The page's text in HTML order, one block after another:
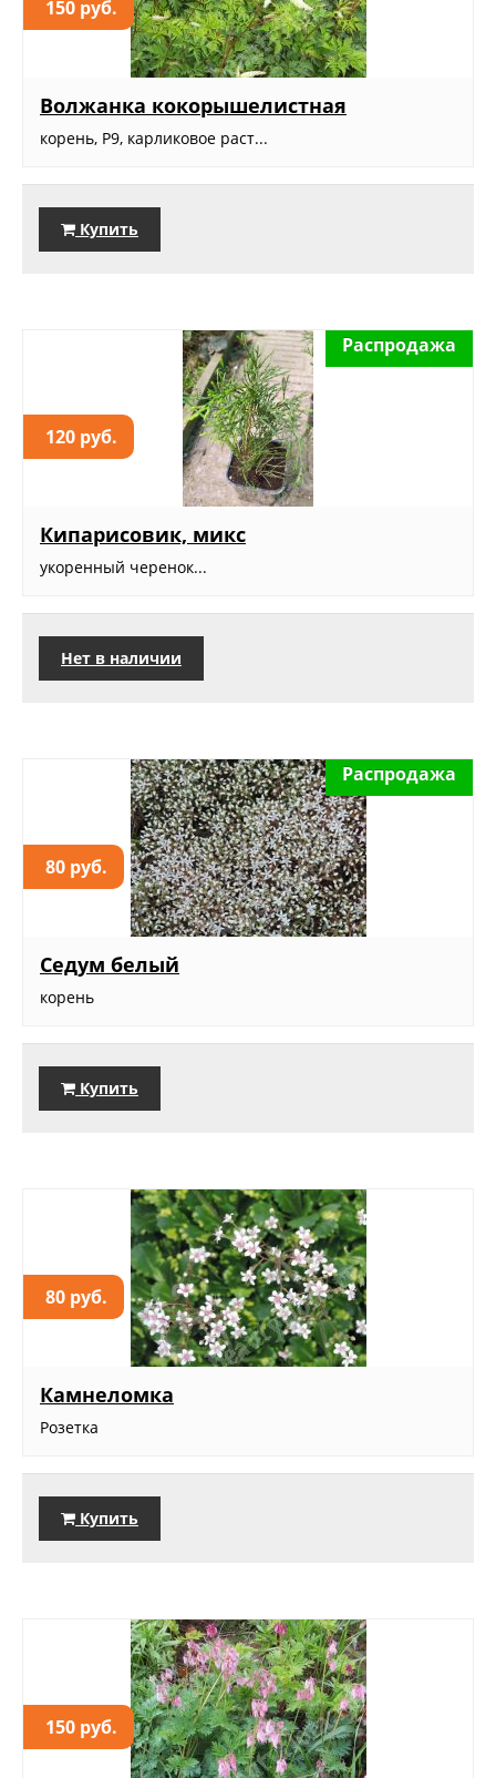
150 руб.
Волжанка кокорышелистная
корень, Р9, карликовое раст...
Купить
120 руб.
Распродажа
Кипарисовик, микс
укоренный черенок...
Нет в наличии
80 руб.
Распродажа
Седум белый
корень
Купить
80 руб.
Камнеломка
Розетка
Купить
150 руб.